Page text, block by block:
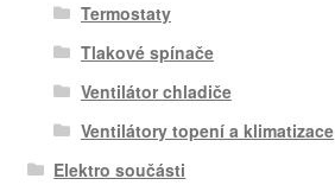
Termostaty
Tlakové spínače
Ventilátor chladiče
Ventilátory topení a klimatizace
Elektro součásti